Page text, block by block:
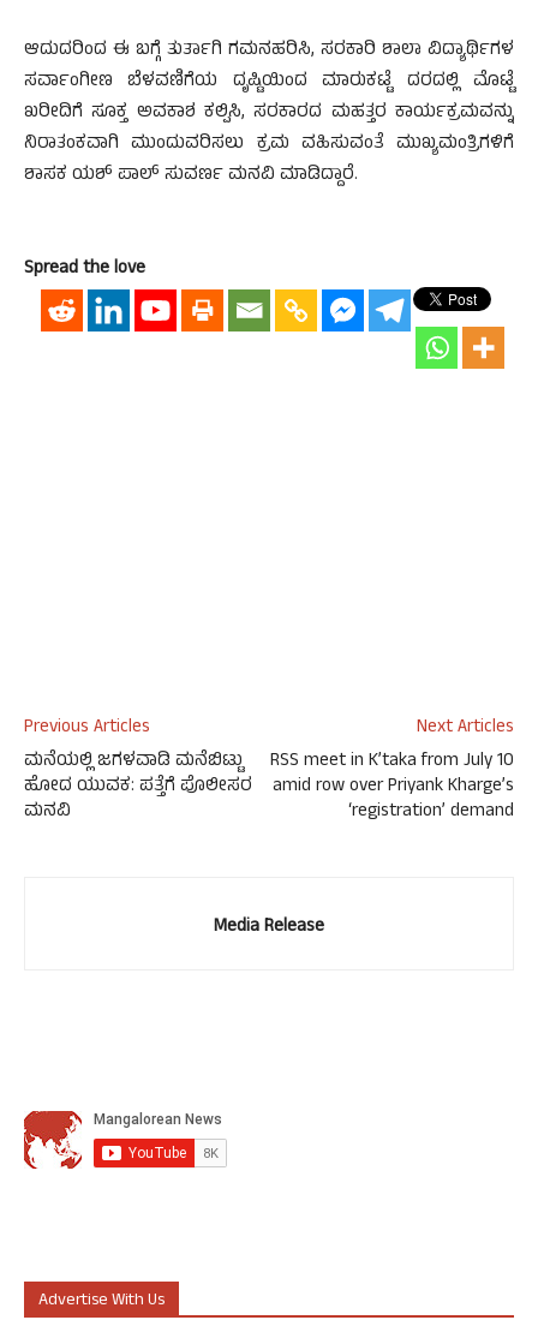
ಆದುದರಿಂದ ಈ ಬಗ್ಗೆ ತುರ್ತಾಗಿ ಗಮನಹರಿಸಿ, ಸರಕಾರಿ ಶಾಲಾ ವಿದ್ಯಾರ್ಥಿಗಳ
ಸರ್ವಾಂಗೀಣ ಬೆಳವಣಿಗೆಯ ದೃಷ್ಟಿಯಿಂದ ಮಾರುಕಟ್ಟೆ ದರದಲ್ಲಿ ಮೊಟ್ಟೆ
ಖರೀದಿಗೆ ಸೂಕ್ತ ಅವಕಾಶ ಕಲ್ಪಿಸಿ, ಸರಕಾರದ ಮಹತ್ತರ ಕಾರ್ಯಕ್ರಮವನ್ನು
ನಿರಾತಂಕವಾಗಿ ಮುಂದುವರಿಸಲು ಕ್ರಮ ವಹಿಸುವಂತೆ ಮುಖ್ಯಮಂತ್ರಿಗಳಿಗೆ
ಶಾಸಕ ಯಶ್ ಪಾಲ್ ಸುವರ್ಣ ಮನವಿ ಮಾಡಿದ್ದಾರೆ.
Spread the love
Previous Articles
ಮನೆಯಲ್ಲಿ ಜಗಳವಾಡಿ ಮನೆಬಿಟ್ಟು
ಹೋದ ಯುವಕ: ಪತ್ತೆಗೆ ಪೊಲೀಸರ
ಮನವಿ
Next Articles
RSS meet in K’taka from July 10
amid row over Priyank Kharge’s
‘registration’ demand
Media Release
Advertise With Us